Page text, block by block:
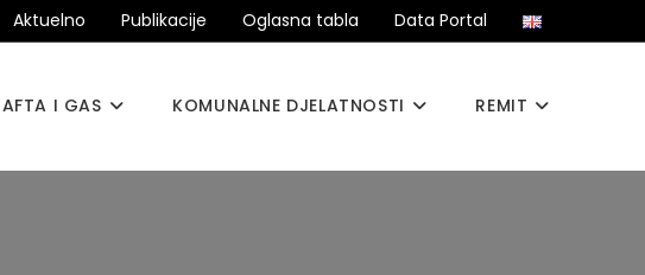
Aktuelno Publikacije Oglasna tabla Data Portal
I GAS KOMUNALNE DJELATNOSTI REMIT